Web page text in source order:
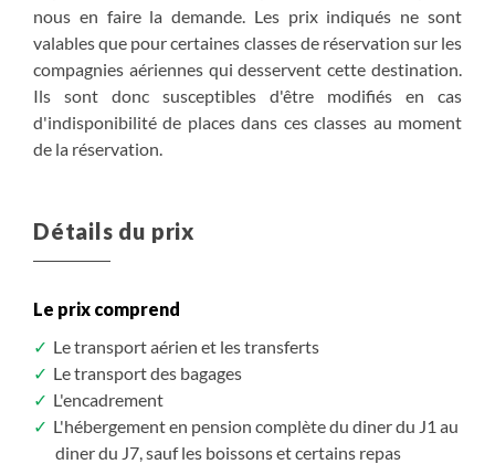
nous en faire la demande. Les prix indiqués ne sont
valables que pour certaines classes de réservation sur les
compagnies aériennes qui desservent cette destination.
Ils sont donc susceptibles d'être modifiés en cas
d'indisponibilité de places dans ces classes au moment
de la réservation.
Détails du prix
Le prix comprend
Le transport aérien et les transferts
Le transport des bagages
L'encadrement
L'hébergement en pension complète du diner du J1 au
diner du J7, sauf les boissons et certains repas